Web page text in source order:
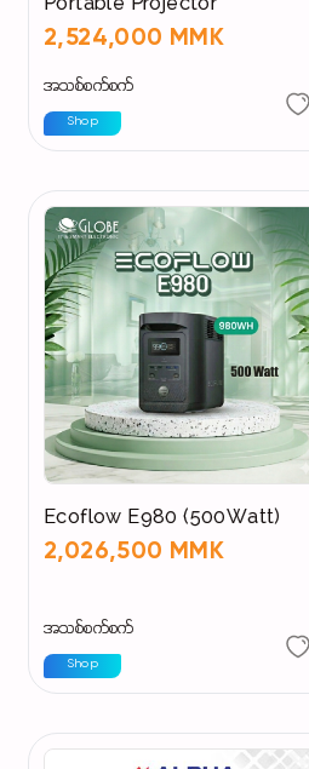
2,524,000 MMK
အသစ်စက်စက်
Shop
Ecoflow E980 (500Watt)
2,026,500 MMK
အသစ်စက်စက်
Shop